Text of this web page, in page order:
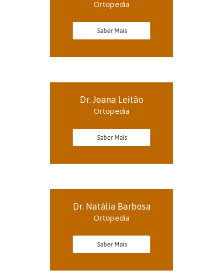
Ortopedia
Saber Mais
Dr. Joana Leitão
Ortopedia
Saber Mais
Dr. Natália Barbosa
Ortopedia
Saber Mais